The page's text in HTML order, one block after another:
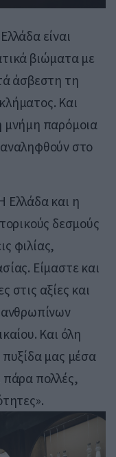
είναι
βιώματα με
άσβεστη τη
Και
μνήμη παρόμοια
στο
Ελλάδα και η
δεσμούς
φιλίας,
Είμαστε και
στις αξίες και
ανθρωπίνων
Και όλη
μας μέσα
πάρα πολλές,